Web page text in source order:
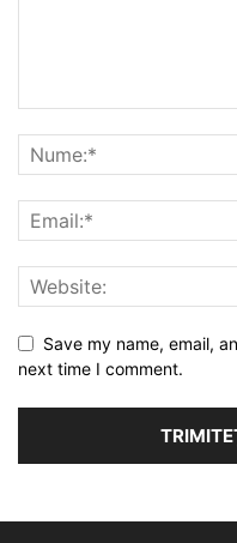
Save my name, email,
next time I comment.